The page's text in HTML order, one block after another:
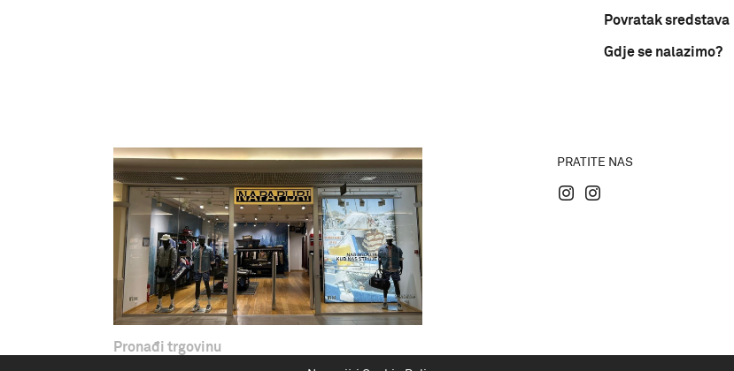
Povratak sredstava
Gdje se nalazimo?
Pronađi trgovinu
PRATITE NAS